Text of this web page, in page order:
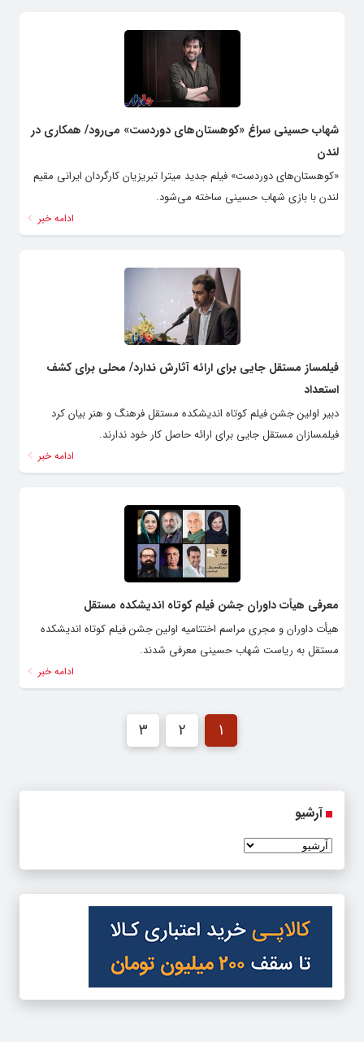
شهاب حسینی سراغ «کوهستان‌های دوردست» می‌رود/ همکاری در
لندن
«کوهستان‌های دوردست» فیلم جدید میترا تبریزیان کارگردان ایرانی مقیم
لندن با بازی شهاب حسینی ساخته می‌شود.
ادامه خبر
فیلمساز مستقل جایی برای ارائه آثارش ندارد/ محلی برای کشف
استعداد
دبیر اولین جشن فیلم کوتاه اندیشکده مستقل فرهنگ و هنر بیان کرد
فیلمسازان مستقل جایی برای ارائه حاصل کار خود ندارند.
ادامه خبر
معرفی هیأت داوران جشن فیلم کوتاه اندیشکده‌ مستقل
هیأت داوران و مجری مراسم اختتامیه اولین جشن فیلم کوتاه اندیشکده‌
مستقل به ریاست شهاب حسینی معرفی شدند.
ادامه خبر
1
2
3
آرشیو